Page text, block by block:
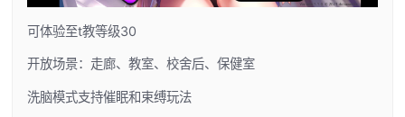
可体验至t教等级30
开放场景：走廊、教室、校舍后、保健室
洗脑模式支持催眠和束缚玩法